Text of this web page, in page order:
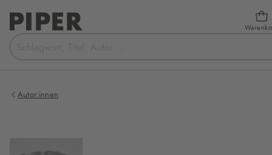
Suchbegriff
eingeben
Autor:innen